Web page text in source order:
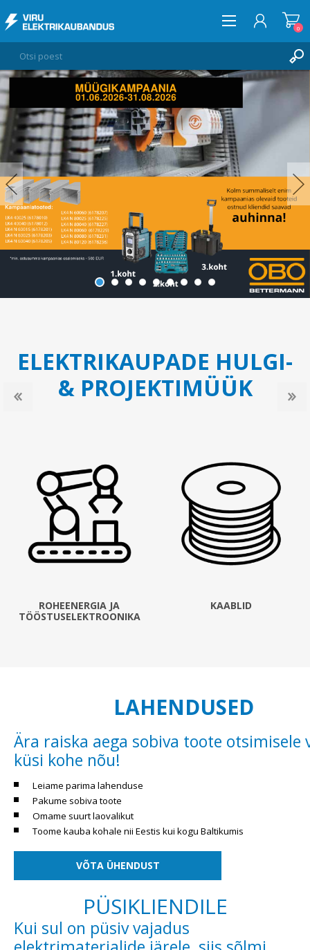
LOGI SISSE
SOOVIKORV 0
0
ELEKTRIKAUPADE HULGI-
& PROJEKTIMÜÜK
ROHEENERGIA JA
TÖÖSTUSELEKTROONIKA
KAABLID
LAHENDUSED
Ära raiska aega sobiva toote otsimisele
küsi kohe nõu!
Leiame parima lahenduse
Pakume sobiva toote
Omame suurt laovalikut
Toome kauba kohale nii Eestis kui kogu Baltikumis
VÕTA ÜHENDUST
PÜSIKLIENDILE
Kui sul on püsiv vajadus